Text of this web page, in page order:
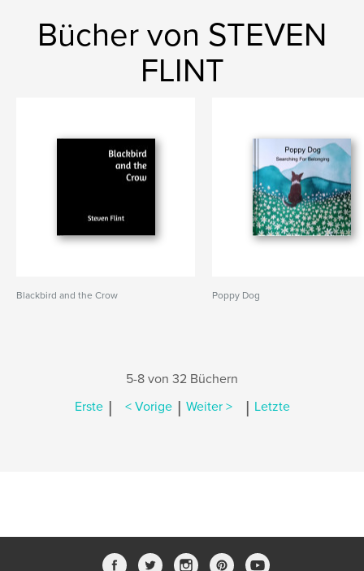
Bücher von STEVEN
FLINT
Blackbird and the Crow Poppy Dog
5-8 von 32 Büchern
Erste | < Vorige | Weiter > | Letzte